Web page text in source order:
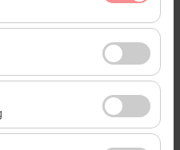
die
Funktionen
werden.
zu analysieren, wie
Diese Daten
der Website zu
Ihnen auf Ihre
09:00